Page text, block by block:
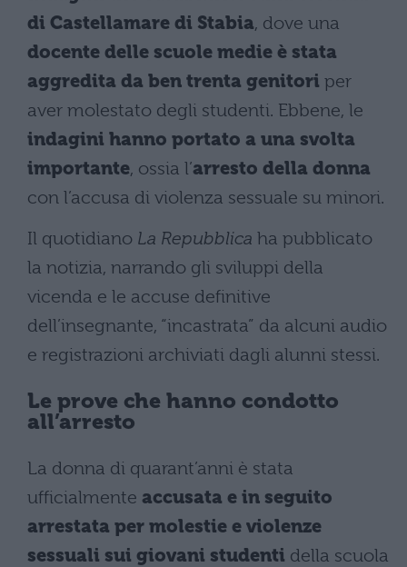
di Castellamare di Stabia, dove una
docente delle scuole medie è stata
aggredita da ben trenta genitori per
aver molestato degli studenti. Ebbene, le
indagini hanno portato a una svolta
importante, ossia l’arresto della donna
con l’accusa di violenza sessuale su minori.
Il quotidiano La Repubblica ha pubblicato
la notizia, narrando gli sviluppi della
vicenda e le accuse definitive
dell’insegnante, “incastrata” da alcuni audio
e registrazioni archiviati dagli alunni stessi.
Le prove che hanno condotto
all’arresto
La donna di quarant’anni è stata
ufficialmente accusata e in seguito
arrestata per molestie e violenze
sessuali sui giovani studenti della scuola